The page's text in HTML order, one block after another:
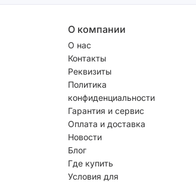
О компании
О нас
Контакты
Реквизиты
Политика
конфиденциальности
Гарантия и сервис
Оплата и доставка
Новости
Блог
Где купить
Условия для